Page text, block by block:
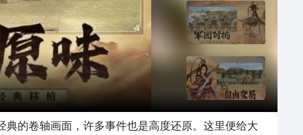
的卷轴画面，许多事件也是高度还原。这里便给大